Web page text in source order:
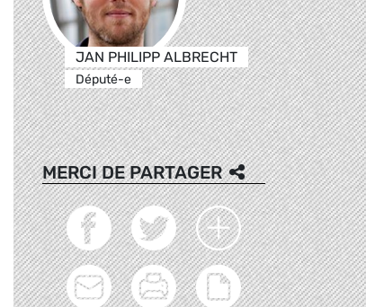
JAN PHILIPP ALBRECHT
Député-e
MERCI DE PARTAGER